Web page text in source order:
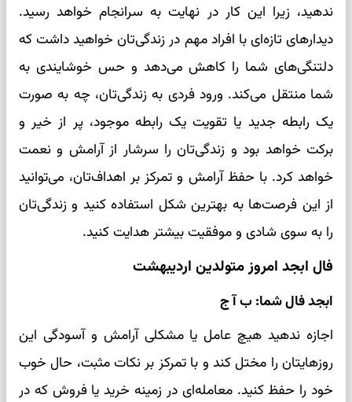
ندهید، زیرا این کار در نهایت به سرانجام خواهد رسید.
دیدارهای تازه‌ای با افراد مهم در زندگی‌تان خواهید داشت که
دلتنگی‌های شما را کاهش می‌دهد و حس خوشایندی به
شما منتقل می‌کند. ورود فردی به زندگی‌تان، چه به صورت
یک رابطه جدید یا تقویت یک رابطه موجود، پر از خیر و
برکت خواهد بود و زندگی‌تان را سرشار از آرامش و نعمت
خواهد کرد. با حفظ آرامش و تمرکز بر اهداف‌تان، می‌توانید
از این فرصت‌ها به بهترین شکل استفاده کنید و زندگی‌تان
را به سوی شادی و موفقیت بیشتر هدایت کنید.
فال ابجد امروز متولدین اردیبهشت
ابجد فال شما: ب آ ج
اجازه ندهید هیچ عامل یا مشکلی آرامش و آسودگی این
روزهایتان را مختل کند و با تمرکز بر نکات مثبت، حال خوب
خود را حفظ کنید. معامله‌ای در زمینه خرید یا فروش که در